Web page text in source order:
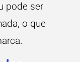
pode ser
o que